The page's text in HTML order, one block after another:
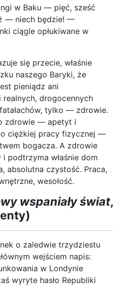
w Baku — pięć, sześć
— niech będzie! —
ciągle opłukiwane w
się przecie, właśnie
naszego Baryki, że
pieniądz ani
drogocennych
tylko — zdrowie.
zdrowie — apetyt i
ciężkiej pracy fizycznej —
bogacza. A zdrowie
i podtrzyma właśnie dom
absolutna czystość. Praca,
wesołość.
wspaniały świat,
o zaledwie trzydziestu
wejściem napis:
w Londynie
wyryte hasło Republiki